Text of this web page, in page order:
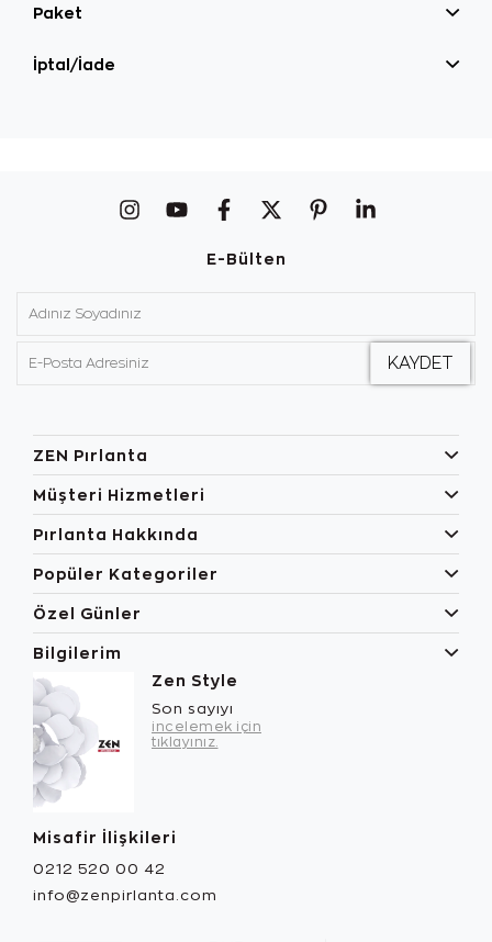
Paket
İptal/İade
E-Bülten
ZEN Pırlanta
Müşteri Hizmetleri
Pırlanta Hakkında
Popüler Kategoriler
Özel Günler
Bilgilerim
Zen Style
Son sayıyı
incelemek için
tıklayınız.
Misafir İlişkileri
0212 520 00 42
info@zenpirlanta.com